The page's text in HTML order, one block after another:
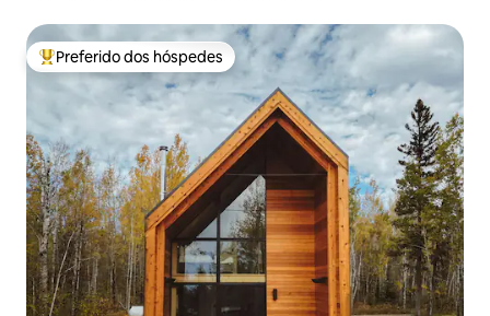
Entre os melhores preferidos dos hóspedes
Preferido dos hóspedes